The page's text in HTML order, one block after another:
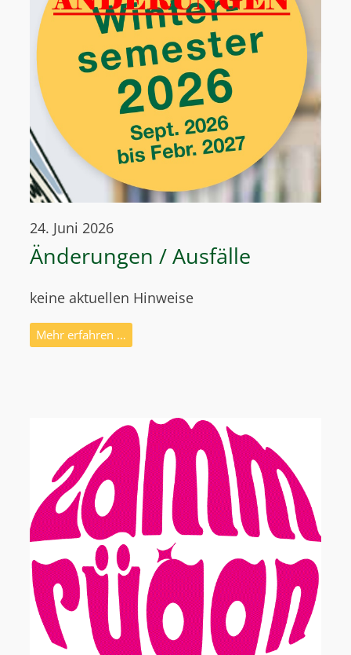
24. Juni 2026
Änderungen / Ausfälle
keine aktuellen Hinweise
Mehr erfahren …